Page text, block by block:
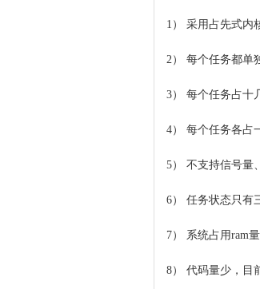
1） 采用占先式内
2） 每个任务都单
3） 每个任务占十
4） 每个任务各占
5） 不支持信号量
6） 任务状态只有
7） 系统占用ram
8） 代码量少，目